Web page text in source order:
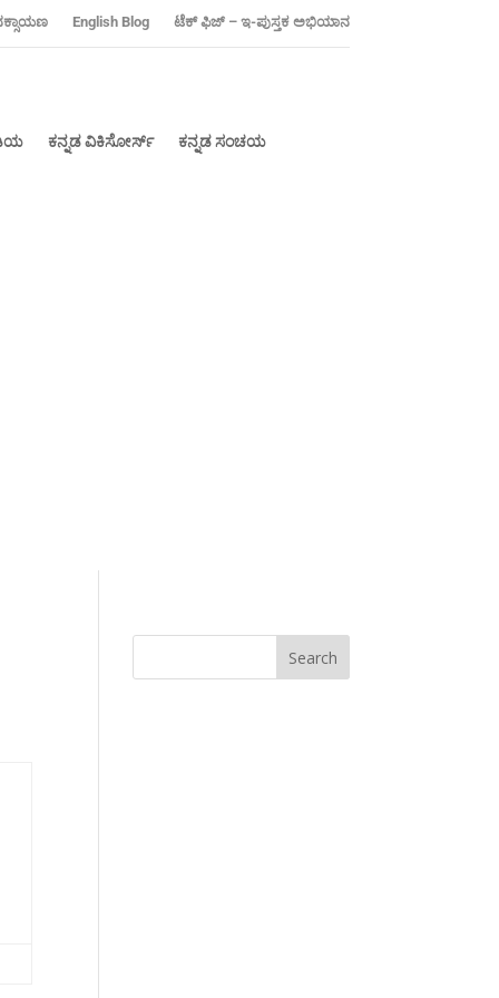
‍English Blog ಟೆಕ್ ಫಿಜ್ – ಇ-ಪುಸ್ತಕ ಅಭಿಯಾನ
ಕನ್ನಡ ವಿಕಿಸೋರ್ಸ್ ಕನ್ನಡ ಸಂಚಯ